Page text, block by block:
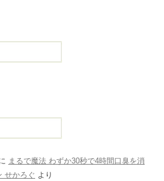
まるで魔法 わずか30秒で4時間口臭を消
せかろぐ より